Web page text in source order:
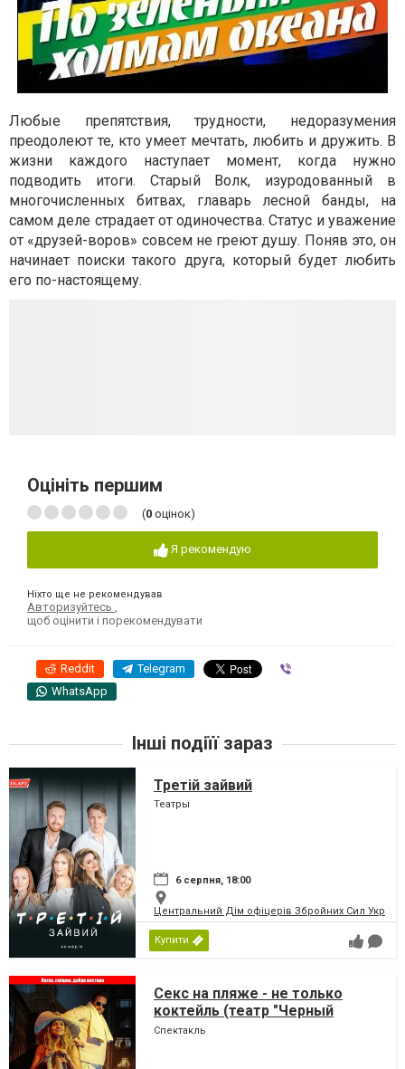
Любые препятствия, трудности, недоразумения
преодолеют те, кто умеет мечтать, любить и дружить. В
жизни каждого наступает момент, когда нужно
подводить итоги. Старый Волк, изуродованный в
многочисленных битвах, главарь лесной банды, на
самом деле страдает от одиночества. Статус и уважение
от «друзей-воров» совсем не греют душу. Поняв это, он
начинает поиски такого друга, который будет любить
его по-настоящему.
Оцініть першим
(0 оцінок)
Я рекомендую
Ніхто ще не рекомендував
Авторизуйтесь
щоб оцінити і порекомендувати
Reddit Telegram
WhatsApp
Інші подіїї зараз
Третій зайвий
Театры
6 серпня, 18:00
Центральний Дім офіцерів Збройних Сил
Купити
Секс на пляже - не только
коктейль (театр "Черный
Квадрат")
Спектакль